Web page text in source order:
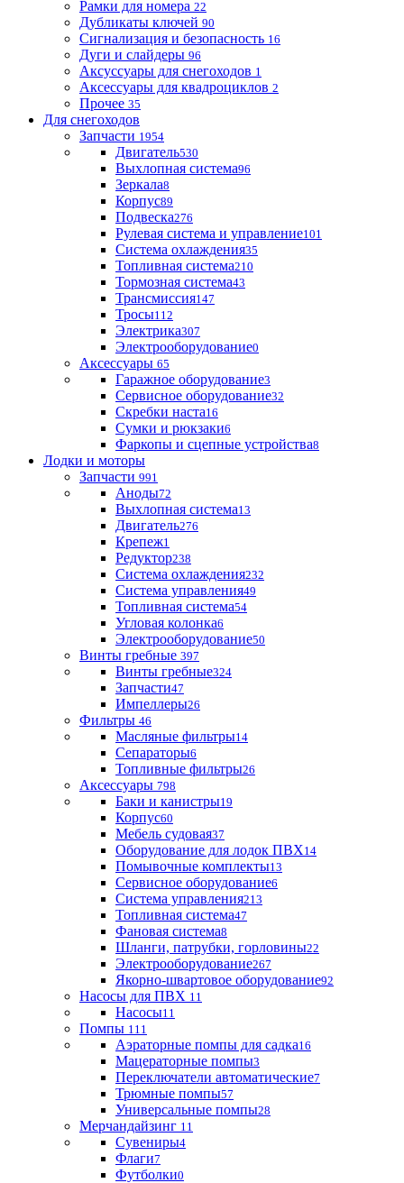
Рамки для номера 22
Дубликаты ключей 90
Сигнализация и безопасность 16
Дуги и слайдеры 96
Аксуссуары для снегоходов 1
Аксессуары для квадроциклов 2
Прочее 35
Для снегоходов
Запчасти 1954
Двигатель530
Выхлопная система96
Зеркала8
Корпус89
Подвеска276
Рулевая система и управление101
Система охлаждения35
Топливная система210
Тормозная система43
Трансмиссия147
Тросы112
Электрика307
Электрооборудование0
Аксессуары 65
Гаражное оборудование3
Сервисное оборудование32
Скребки наста16
Сумки и рюкзаки6
Фаркопы и сцепные устройства8
Лодки и моторы
Запчасти 991
Аноды72
Выхлопная система13
Двигатель276
Крепеж1
Редуктор238
Система охлаждения232
Система управления49
Топливная система54
Угловая колонка6
Электрооборудование50
Винты гребные 397
Винты гребные324
Запчасти47
Импеллеры26
Фильтры 46
Масляные фильтры14
Сепараторы6
Топливные фильтры26
Аксессуары 798
Баки и канистры19
Корпус60
Мебель судовая37
Оборудование для лодок ПВХ14
Помывочные комплекты13
Сервисное оборудование6
Система управления213
Топливная система47
Фановая система8
Шланги, патрубки, горловины22
Электрооборудование267
Якорно-швартовое оборудование92
Насосы для ПВХ 11
Насосы11
Помпы 111
Аэраторные помпы для садка16
Мацераторные помпы3
Переключатели автоматические7
Трюмные помпы57
Универсальные помпы28
Мерчандайзинг 11
Сувениры4
Флаги7
Футболки0